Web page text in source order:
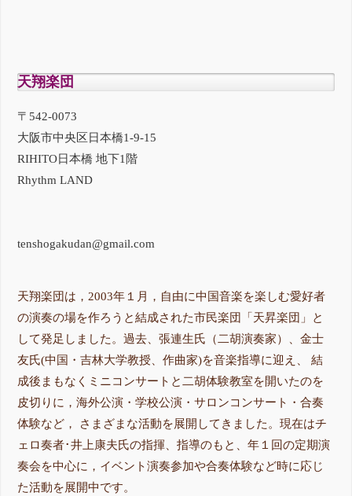
天翔楽団
〒542-0073
大阪市中央区日本橋1-9-15
RIHITO日本橋 地下1階
Rhythm LAND
tenshogakudan@gmail.com
天翔楽団は，2003年１月，自由に中国音楽を楽しむ愛好者
の演奏の場を作ろうと結成された市民楽団「天昇楽団」と
して発足しました。過去、張連生氏（二胡演奏家）、金士
友氏(中国・吉林大学教授、作曲家)を音楽指導に迎え、 結
成後まもなくミニコンサートと二胡体験教室を開いたのを
皮切りに，海外公演・学校公演・サロンコンサート・合奏
体験など， さまざまな活動を展開してきました。現在はチ
ェロ奏者･井上康夫氏の指揮、指導のもと、年１回の定期演
奏会を中心に，イベント演奏参加や合奏体験など時に応じ
た活動を展開中です。